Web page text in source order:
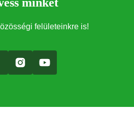
felületeinkre is!